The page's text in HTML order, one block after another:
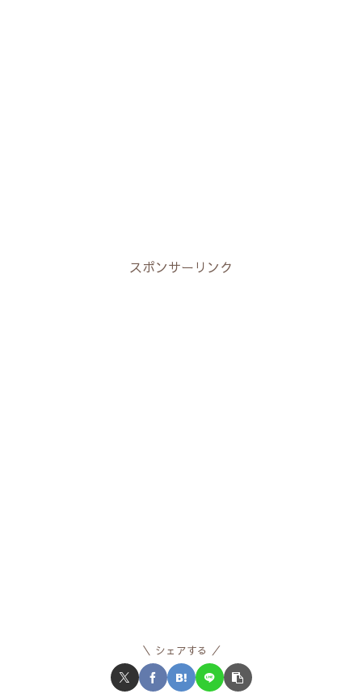
スポンサーリンク
シェアする